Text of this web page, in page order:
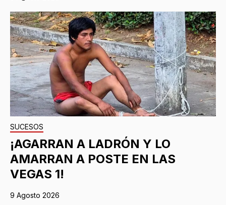
SUCESOS
¡AGARRAN A LADRÓN Y LO
AMARRAN A POSTE EN LAS
VEGAS 1!
9 Agosto 2026